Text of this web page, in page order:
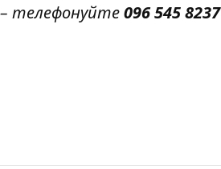
телефонуйте096 545 8237